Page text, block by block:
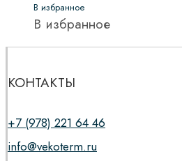
В избранное
В избранное
КОНТАКТЫ
+7 (978) 221 64 46
info@vekoterm.ru